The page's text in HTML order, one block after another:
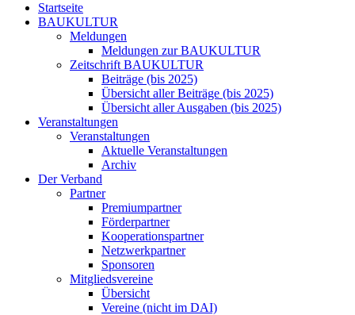
Startseite
BAUKULTUR
Meldungen
Meldungen zur BAUKULTUR
Zeitschrift BAUKULTUR
Beiträge (bis 2025)
Übersicht aller Beiträge (bis 2025)
Übersicht aller Ausgaben (bis 2025)
Veranstaltungen
Veranstaltungen
Aktuelle Veranstaltungen
Archiv
Der Verband
Partner
Premiumpartner
Förderpartner
Kooperationspartner
Netzwerkpartner
Sponsoren
Mitgliedsvereine
Übersicht
Vereine (nicht im DAI)